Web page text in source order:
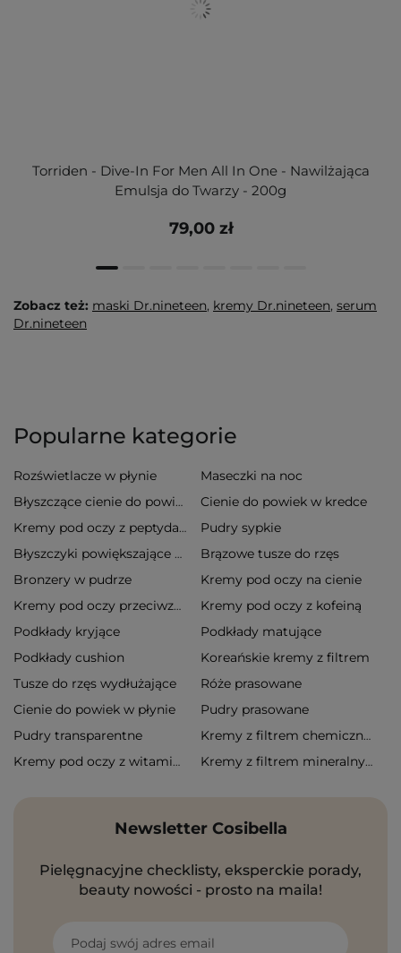
Torriden - Dive-In For Men All In One - Nawilżająca
Emulsja do Twarzy - 200g
79,00 zł
Zobacz też: maski Dr.nineteen, kremy Dr.nineteen, serum
Dr.nineteen
Popularne kategorie
Rozświetlacze w płynie Maseczki na noc
Błyszczące cienie do powiek Cienie do powiek w kredce
Kremy pod oczy z peptydami Pudry sypkie
Błyszczyki powiększające usta
Brązowe tusze do rzęs
Bronzery w pudrze
Kremy pod oczy na cienie
Kremy pod oczy przeciwzmarszczkowe
Kremy pod oczy z kofeiną
Podkłady kryjące
Podkłady matujące
Podkłady cushion
Koreańskie kremy z filtrem
Tusze do rzęs wydłużające
Róże prasowane
Cienie do powiek w płynie
Pudry prasowane
Pudry transparentne
Kremy z filtrem chemicznym
Kremy pod oczy z witaminą c
Kremy z filtrem mineralnym
Newsletter Cosibella
Pielęgnacyjne checklisty, eksperckie porady,
beauty nowości - prosto na maila!
Podaj swój adres email